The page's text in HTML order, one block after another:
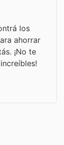
los
ahorrar
¡No te